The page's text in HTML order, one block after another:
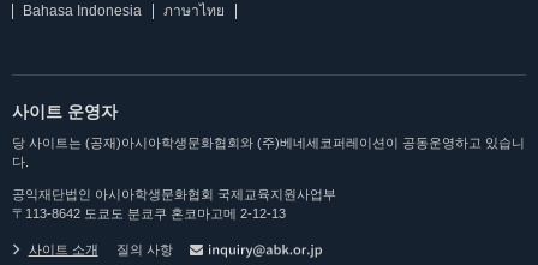
Bahasa Indonesia
ภาษาไทย
사이트 운영자
당 사이트는 (공재)아시아학생문화협회와 (주)베네세코퍼레이션이 공동운영하고 있습니
다.
공익재단법인 아시아학생문화협회 국제교육지원사업부
〒113-8642 도쿄도 분쿄쿠 혼코마고메 2-12-13
사이트 소개 질의 사항